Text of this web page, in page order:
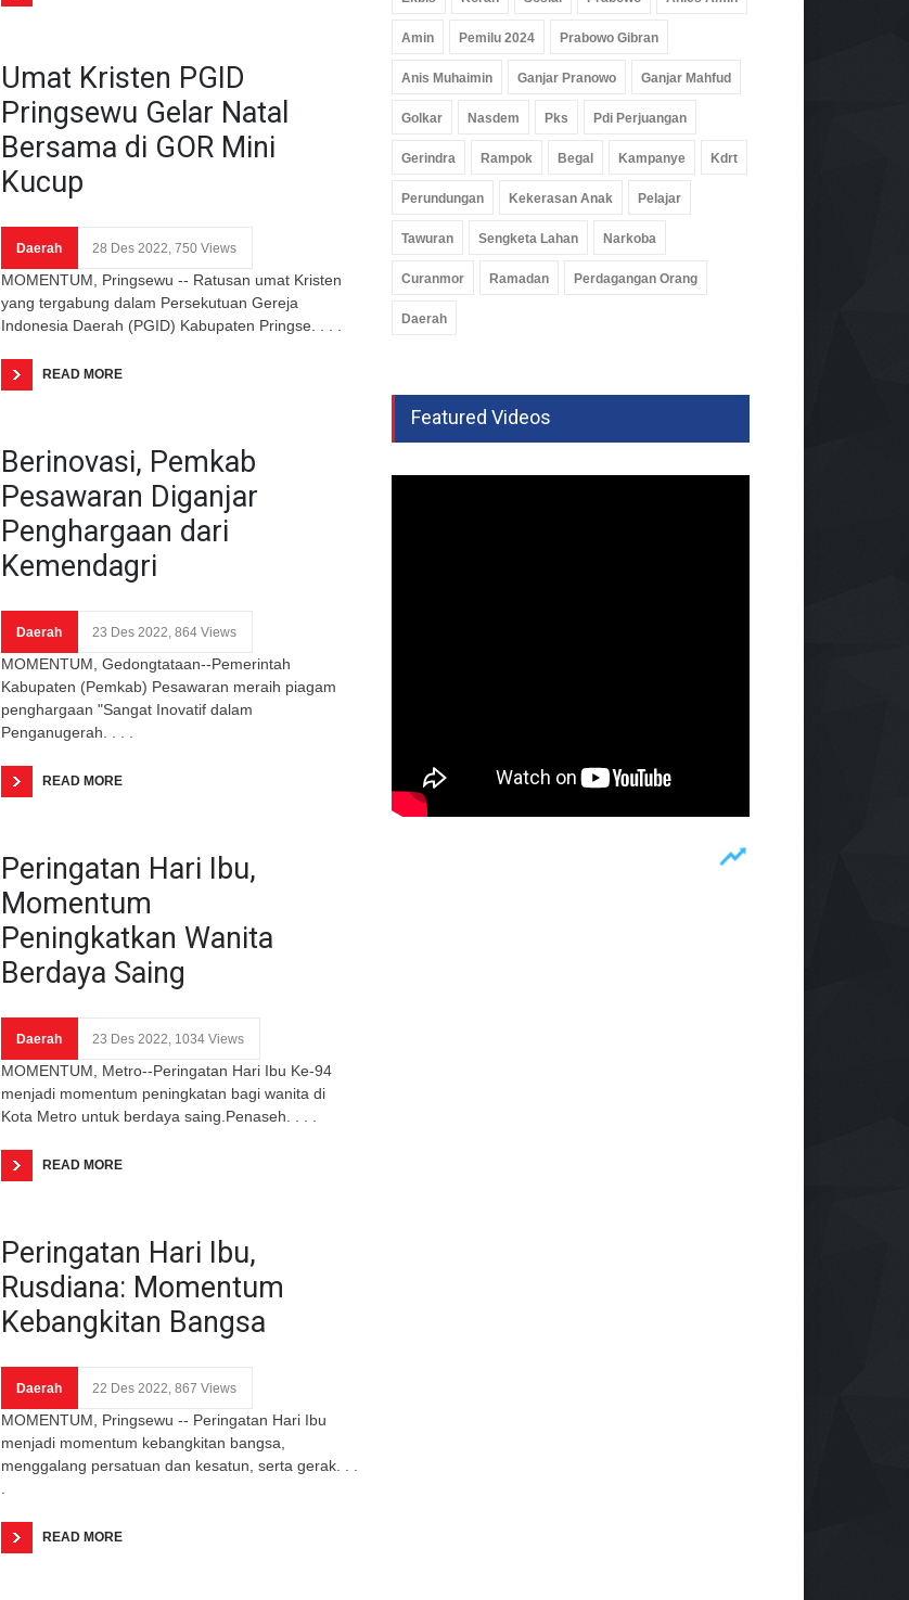
Umat Kristen PGID
Pringsewu Gelar Natal
Bersama di GOR Mini
Kucup
Daerah 28 Des 2022, 750 Views
MOMENTUM, Pringsewu -- Ratusan umat Kristen
yang tergabung dalam Persekutuan Gereja
Indonesia Daerah (PGID) Kabupaten Pringse. . . .
READ MORE
Berinovasi, Pemkab
Pesawaran Diganjar
Penghargaan dari
Kemendagri
Daerah 23 Des 2022, 864 Views
MOMENTUM, Gedongtataan--Pemerintah
Kabupaten (Pemkab) Pesawaran meraih piagam
penghargaan "Sangat Inovatif dalam
Penganugerah. . . .
READ MORE
Peringatan Hari Ibu,
Momentum
Peningkatkan Wanita
Berdaya Saing
Daerah 23 Des 2022, 1034 Views
MOMENTUM, Metro--Peringatan Hari Ibu Ke-94
menjadi momentum peningkatan bagi wanita di
Kota Metro untuk berdaya saing.Penaseh. . . .
READ MORE
Peringatan Hari Ibu,
Rusdiana: Momentum
Kebangkitan Bangsa
Daerah 22 Des 2022, 867 Views
MOMENTUM, Pringsewu -- Peringatan Hari Ibu
menjadi momentum kebangkitan bangsa,
menggalang persatuan dan kesatun, serta gerak. . .
READ MORE
Amin Pemilu 2024 Prabowo Gibran
Anis Muhaimin Ganjar Pranowo Ganjar Mahfud
Golkar Nasdem Pks Pdi Perjuangan
Gerindra Rampok Begal Kampanye Kdrt
Perundungan Kekerasan Anak Pelajar
Tawuran Sengketa Lahan Narkoba
Curanmor Ramadan Perdagangan Orang
Daerah
Featured Videos